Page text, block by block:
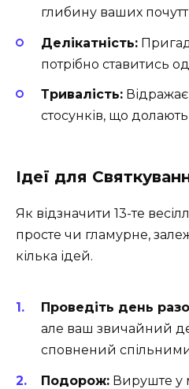
глибину ваших
Делікатність:
потрібно ставитись
Тривалість:
стосунків, що
Ідеї для
Як відзначити 13-те
просте чи гламурне,
кілька ідей.
Проведіть день
але ваш звичайний
сповнений
Подорож: Вируште у